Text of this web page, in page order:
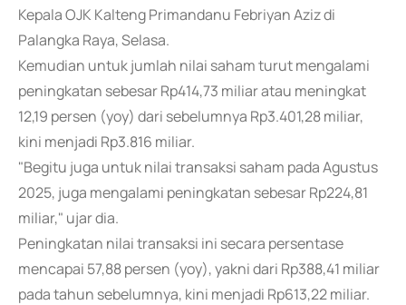
Kepala OJK Kalteng Primandanu Febriyan Aziz di
Palangka Raya, Selasa.
Kemudian untuk jumlah nilai saham turut mengalami
peningkatan sebesar Rp414,73 miliar atau meningkat
12,19 persen (yoy) dari sebelumnya Rp3.401,28 miliar,
kini menjadi Rp3.816 miliar.
"Begitu juga untuk nilai transaksi saham pada Agustus
2025, juga mengalami peningkatan sebesar Rp224,81
miliar," ujar dia.
Peningkatan nilai transaksi ini secara persentase
mencapai 57,88 persen (yoy), yakni dari Rp388,41 miliar
pada tahun sebelumnya, kini menjadi Rp613,22 miliar.